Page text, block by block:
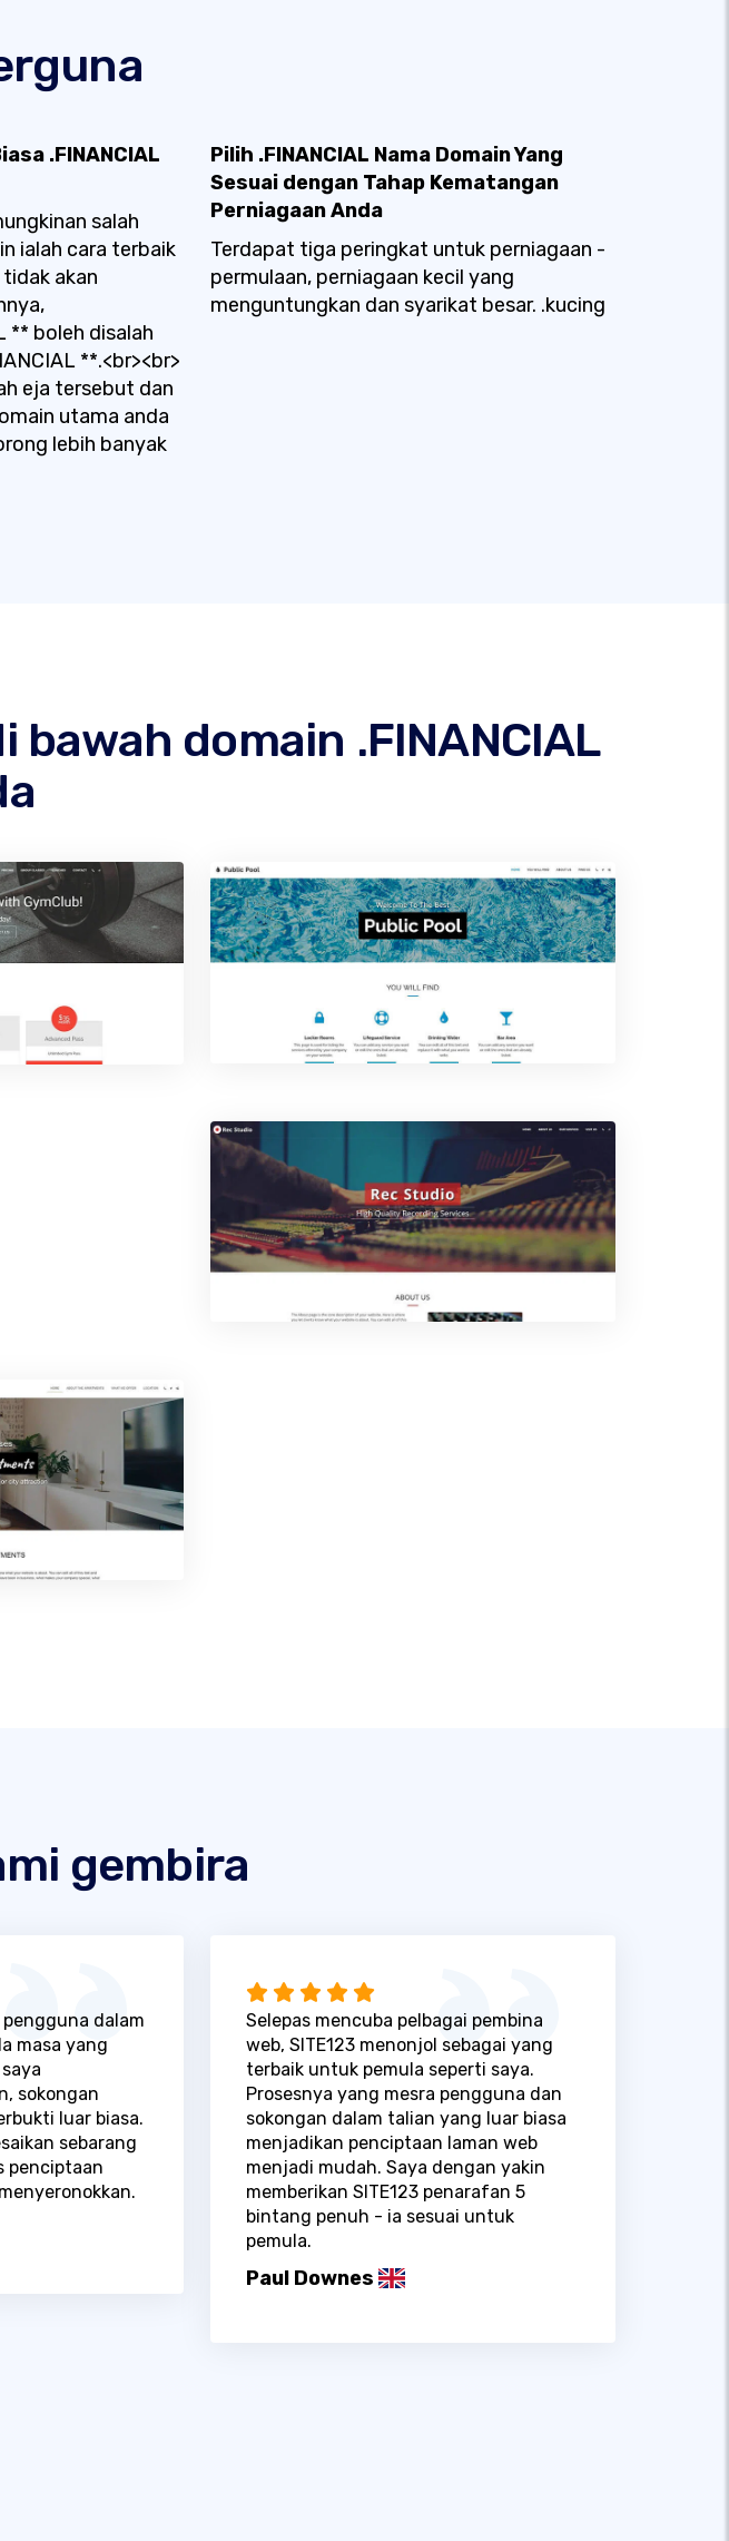
.FINANCIAL
salah
ialah cara terbaik
akan
** boleh disalah
**.<br><br>
eja tersebut dan
utama anda
lebih banyak
Pilih .FINANCIAL Nama Domain Yang
Sesuai dengan Tahap Kematangan
Perniagaan Anda
Terdapat tiga peringkat untuk perniagaan -
permulaan, perniagaan kecil yang
menguntungkan dan syarikat besar. .kucing
domain .FINANCIAL
gembira
pengguna dalam
masa yang
sokongan
luar biasa.
sebarang
penciptaan
Selepas mencuba pelbagai pembina
web, SITE123 menonjol sebagai yang
terbaik untuk pemula seperti saya.
Prosesnya yang mesra pengguna dan
sokongan dalam talian yang luar biasa
menjadikan penciptaan laman web
menjadi mudah. Saya dengan yakin
memberikan SITE123 penarafan 5
bintang penuh - ia sesuai untuk
pemula.
Paul Downes